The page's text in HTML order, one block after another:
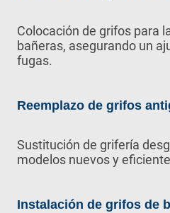
Colocación de grifos para
bañeras, asegurando un
fugas.
Reemplazo de grifos
Sustitución de grifería
modelos nuevos y
Instalación de grifos de